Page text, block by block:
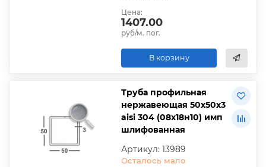
Цена:
1407.00
руб/м. пог.
В корзину
Труба профильная
нержавеющая 50х50х3
aisi 304 (08х18н10) имп
шлифованная
Артикул: 13989
Осталось мало